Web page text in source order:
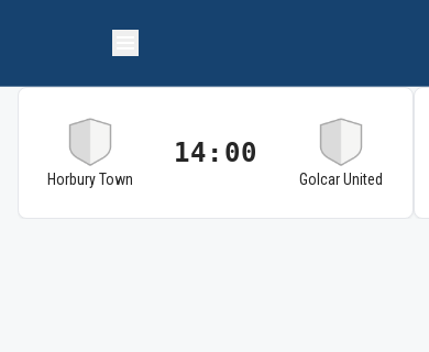
Horbury Town
14:00
Golcar United